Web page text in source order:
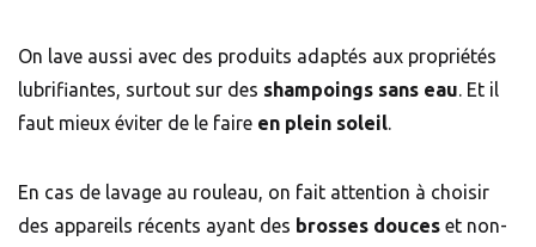
On lave aussi avec des produits adaptés aux propriétés
lubrifiantes, surtout sur des shampoings sans eau. Et il
faut mieux éviter de le faire en plein soleil.
En cas de lavage au rouleau, on fait attention à choisir
des appareils récents ayant des brosses douces et non-